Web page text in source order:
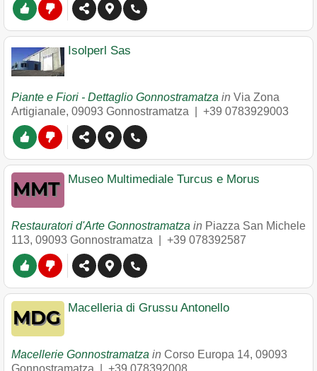
Isolperl Sas
Piante e Fiori - Dettaglio Gonnostramatza in Via Zona
Artigianale, 09093 Gonnostramatza +39 0783929003
Museo Multimediale Turcus e Morus
Restauratori d'Arte Gonnostramatza in Piazza San Michele
113, 09093 Gonnostramatza +39 078392587
Macelleria di Grussu Antonello
Macellerie Gonnostramatza in Corso Europa 14, 09093
Gonnostramatza
+39 078392008